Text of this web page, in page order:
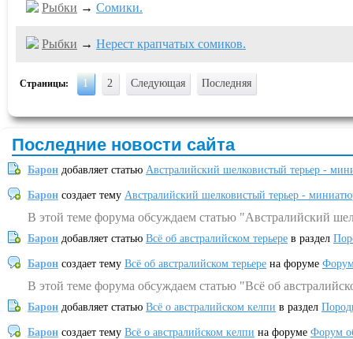
Рыбки → Сомики.
Рыбки → Нерест крапчатых сомиков.
Страницы: 1 2 Следующая Последняя
Последние новости сайта
Барон добавляет статью Австралийский шелковистый терьер -
Барон создает тему Австралийский шелковистый терьер -
В этой теме форума обсуждаем статью "Австралийский
Барон добавляет статью Всё об австралийском терьере в раздел
Барон создает тему Всё об австралийском терьере на форуме
В этой теме форума обсуждаем статью "Всё об
Барон добавляет статью Всё о австралийском келпи в раздел
Барон создает тему Всё о австралийском келпи на форуме Форум